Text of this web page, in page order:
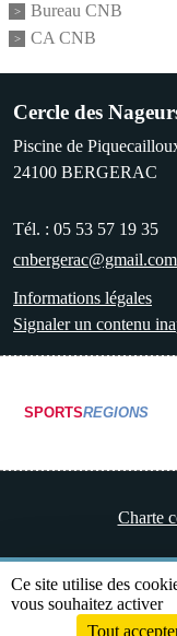
Bureau CNB
CA CNB
Cercle des
Piscine de
24100 BERGERAC
Tél. : 05 53 57 19 35
cnbergerac@gmail.com
Informations légales
Signaler un contenu
SPORTSREGIONS
Charte
Envie de participer ?
Ce site utilise des
vous souhaitez activer
Tout